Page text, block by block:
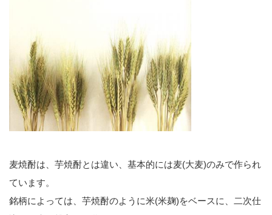
麦焼酎は、芋焼酎とは違い、基本的には麦(大麦)のみで作られ
ています。
銘柄によっては、芋焼酎のように米(米麹)をベースに、二次仕